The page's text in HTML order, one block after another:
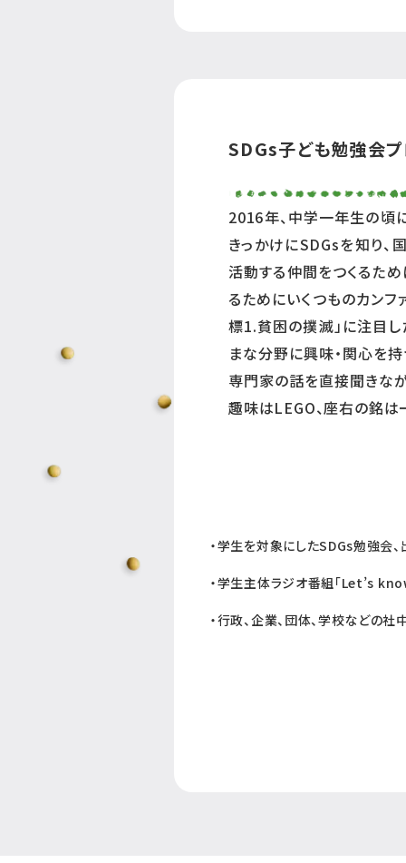
SDGs子ども勉強会
2016年、中学一年生の頃
きっかけにSDGsを知り
活動する仲間をつくるた
るためにいくつものカンフ
標1.貧困の撲滅」に注目
まな分野に興味・関心を持
専門家の話を直接聞きな
趣味はLEGO、座右の銘は
・学生を対象にしたSDGs勉強会
・学生主体ラジオ番組「Let’s
・行政、企業、団体、学校などの